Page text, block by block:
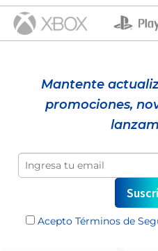
Mantente
promociones,
Acepto Términos de